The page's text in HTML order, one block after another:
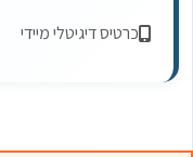
כרטיס דיגיטלי מיידי